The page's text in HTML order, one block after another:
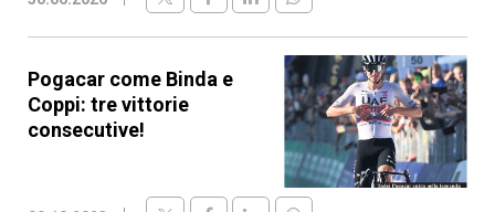
Pogacar come Binda e
Coppi: tre vittorie
consecutive!